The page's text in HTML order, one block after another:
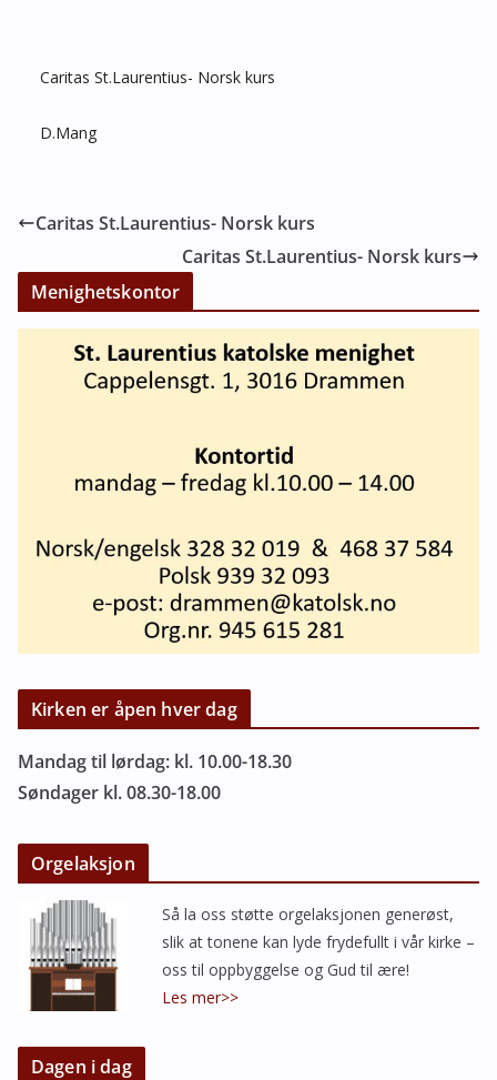
Caritas St.Laurentius- Norsk kurs
D.Mang
Caritas St.Laurentius- Norsk kurs
Caritas St.Laurentius- Norsk kurs
Menighetskontor
Kirken er åpen hver dag
Mandag til lørdag: kl. 10.00-18.30
Søndager kl. 08.30-18.00
Orgelaksjon
Så la oss støtte orgelaksjonen generøst,
slik at tonene kan lyde frydefullt i vår kirke –
oss til oppbyggelse og Gud til ære!
Les mer>>
Dagen i dag